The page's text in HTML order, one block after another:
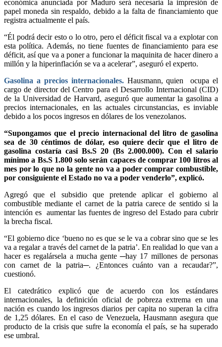
económica anunciada por Maduro será necesaria la impresión de
papel moneda sin respaldo, debido a la falta de financiamiento que
registra actualmente el país.
“Él podrá decir esto o lo otro, pero el déficit fiscal va a explotar con
esta política. Además, no tiene fuentes de financiamiento para ese
déficit, así que va a poner a funcionar la maquinita de hacer dinero a
millón y la hiperinflación se va a acelerar”, aseguró el experto.
Gasolina a precios internacionales.Hausmann, quien ocupa el
cargo de director del Centro para el Desarrollo Internacional (CID)
de la Universidad de Harvard, aseguró que aumentar la gasolina a
precios internacionales, en las actuales circunstancias, es inviable
debido a los pocos ingresos en dólares de los venezolanos.
“Supongamos que el precio internacional del litro de gasolina
sea de 30 céntimos de dólar, eso quiere decir que el litro de
gasolina costaría casi Bs.S 20 (Bs 2.000.000). Con el salario
mínimo a Bs.S 1.800 solo serán capaces de comprar 100 litros al
mes por lo que no la gente no va a poder comprar combustible,
por consiguiente el Estado no va a poder venderlo”, explicó.
Agregó que el subsidio que pretende aplicar el gobierno al
combustible mediante el carnet de la patria carece de sentido si la
intención es aumentar las fuentes de ingreso del Estado para cubrir
la brecha fiscal.
“El gobierno dice ‘bueno no es que se le va a cobrar sino que se les
va a regalar a través del carnet de la patria’. En realidad lo que van a
hacer es regalársela a mucha gente ─hay 17 millones de personas
con carnet de la patria─. ¿Entonces cuánto van a recaudar?”,
cuestionó.
El catedrático explicó que de acuerdo con los estándares
internacionales, la definición oficial de pobreza extrema en una
nación es cuando los ingresos diarios per capita no superan la cifra
de 1,25 dólares. En el caso de Venezuela, Hausmann asegura que
producto de la crisis que sufre la economía el país, se ha superado
ese umbral.